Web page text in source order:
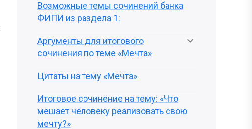
Возможные темы сочинений банка
ФИПИ из раздела 1:
Аргументы для итогового
сочинения по теме «Мечта»
Цитаты на тему «Мечта»
Итоговое сочинение на тему: «Что
мешает человеку реализовать свою
мечту?»